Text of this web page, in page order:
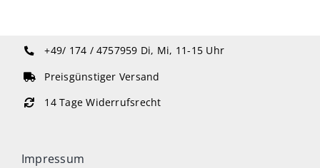
+49/ 174 / 4757959 Di, Mi, 11-15 Uhr
Preisgünstiger Versand
14 Tage Widerrufsrecht
Impressum